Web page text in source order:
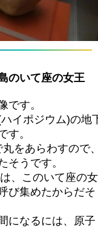
のいて座の女王
です。
イポジウム)の地
す。
をあらわすので
そうです。
、このいて座の女
び集めたからだそ
になるには、原子